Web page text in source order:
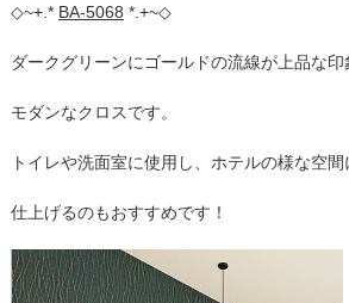
◇~+.* BA-5068 *.+~◇
ダークグリーンにゴールドの流線が上品な印
モダンなクロスです。
トイレや洗面室に使用し、ホテルの様な空間
仕上げるのもおすすめです！